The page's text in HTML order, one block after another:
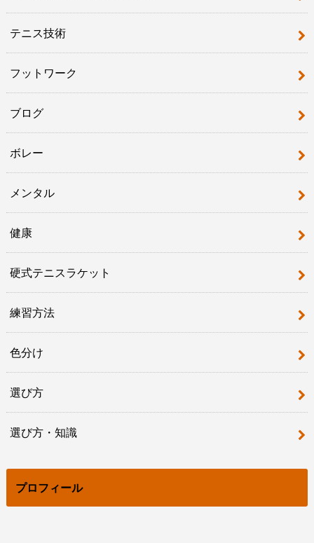
テニス技術
フットワーク
ブログ
ボレー
メンタル
健康
硬式テニスラケット
練習方法
色分け
選び方
選び方・知識
プロフィール